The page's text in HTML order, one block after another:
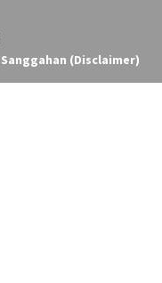
Sanggahan (Disclaimer)